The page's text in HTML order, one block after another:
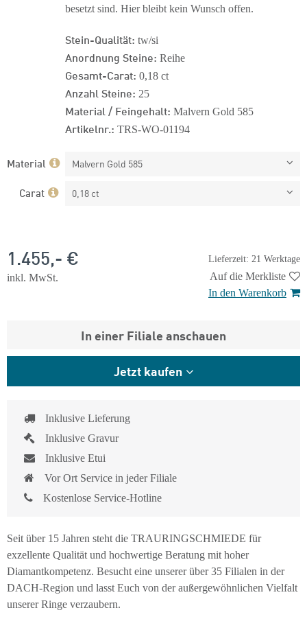
besetzt sind. Hier bleibt kein Wunsch offen.
Stein-Qualität: tw/si
Anordnung Steine: Reihe
Gesamt-Carat: 0,18 ct
Anzahl Steine: 25
Material / Feingehalt: Malvern Gold 585
Artikelnr.: TRS-WO-01194
Material Malvern Gold 585
Carat 0,18 ct
Lieferzeit: 21 Werktage
1.455,- €
inkl. MwSt.
Auf die Merkliste
In den Warenkorb
In einer Filiale anschauen
Jetzt kaufen
Inklusive Lieferung
Inklusive Gravur
Inklusive Etui
Vor Ort Service in jeder Filiale
Kostenlose Service-Hotline
Seit über 15 Jahren steht die TRAURINGSCHMIEDE für
exzellente Qualität und hochwertige Beratung mit hoher
Diamantkompetenz. Besucht eine unserer über 35 Filialen in der
DACH-Region und lasst Euch von der außergewöhnlichen Vielfalt
unserer Ringe verzaubern.